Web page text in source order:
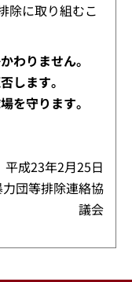
除に取り組むこ
わりません。
します。
を守ります。
平成23年2月25日
団等排除連絡協
議会